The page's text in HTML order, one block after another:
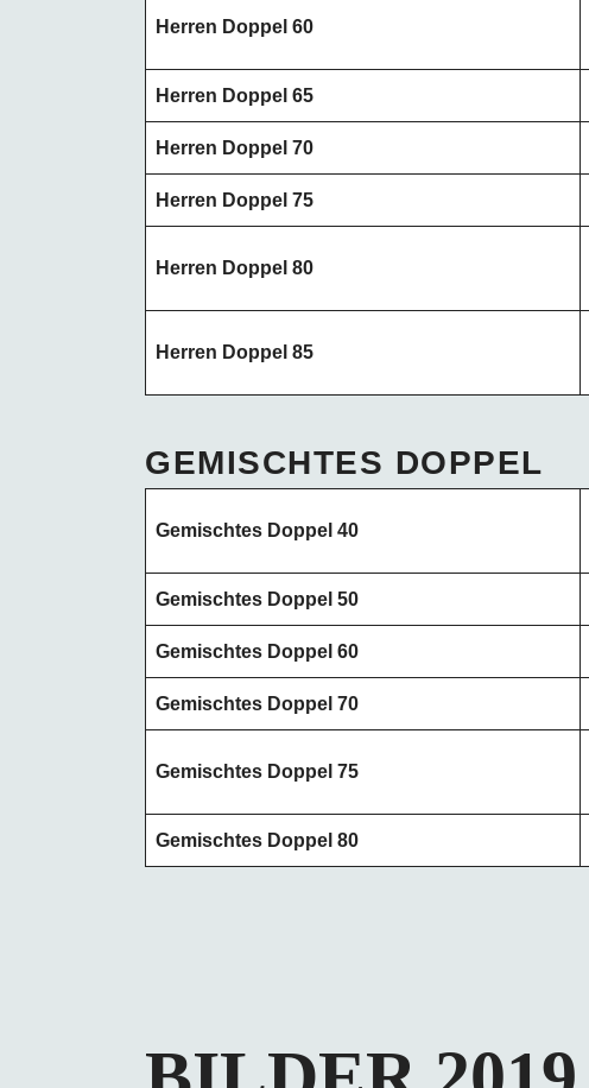
Herren Doppel 60
Herren Doppel 65
Herren Doppel 70
Herren Doppel 75
Herren Doppel 80
Herren Doppel 85
GEMISCHTES DOPPEL
Gemischtes Doppel 40
Gemischtes Doppel 50
Gemischtes Doppel 60
Gemischtes Doppel 70
Gemischtes Doppel 75
Gemischtes Doppel 80